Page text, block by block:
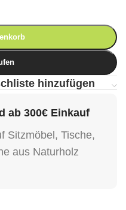
hinzufügen
ab 300€ Einkauf
Sitzmöbel, Tische,
aus Naturholz